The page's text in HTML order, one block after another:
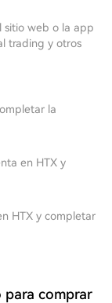
sitio web o la app
trading y otros
la
en HTX y
HTX y completar
para comprar